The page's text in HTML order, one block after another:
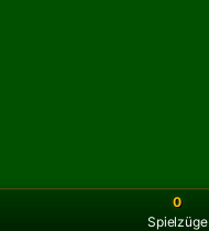
0
Spielzüge